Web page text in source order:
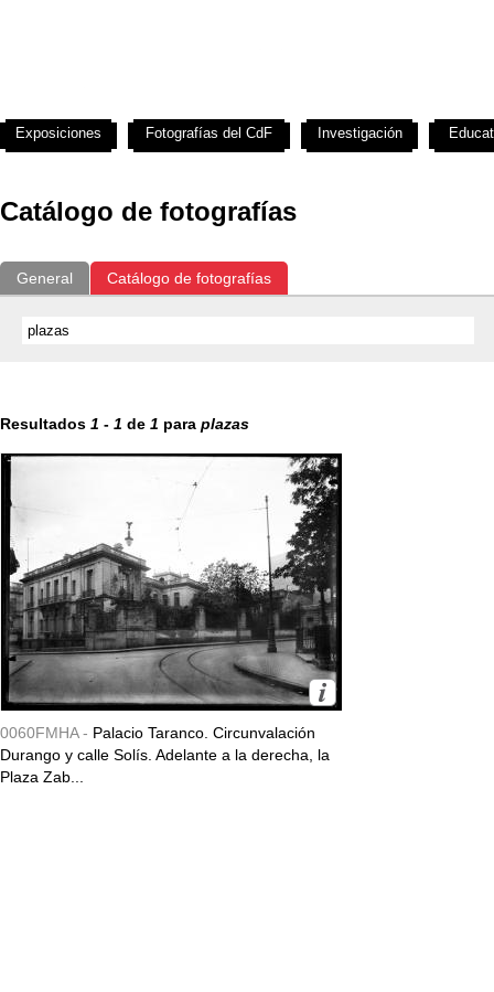
Catálogo de fotografías
General Catálogo de fotografías
Resultados 1 - 1 de 1 para plazas
0060FMHA - Palacio Taranco. Circunvalación
Durango y calle Solís. Adelante a la derecha, la
Plaza Zab...
Exposiciones Fotografías del CdF Investigación